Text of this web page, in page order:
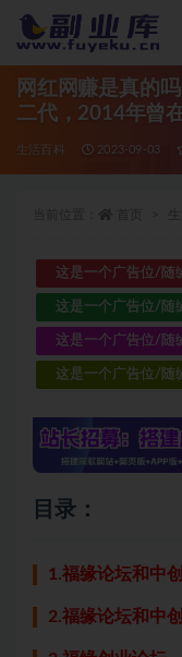
网红网赚是真的
二代，2014年曾
目正规项目，
生活百科 2023-09-03
这是一个广告位/随
这是一个广告位/随
这是一个广告位/随
这是一个广告位/随
目录：
1.福缘论坛和中
2.福缘论坛和中